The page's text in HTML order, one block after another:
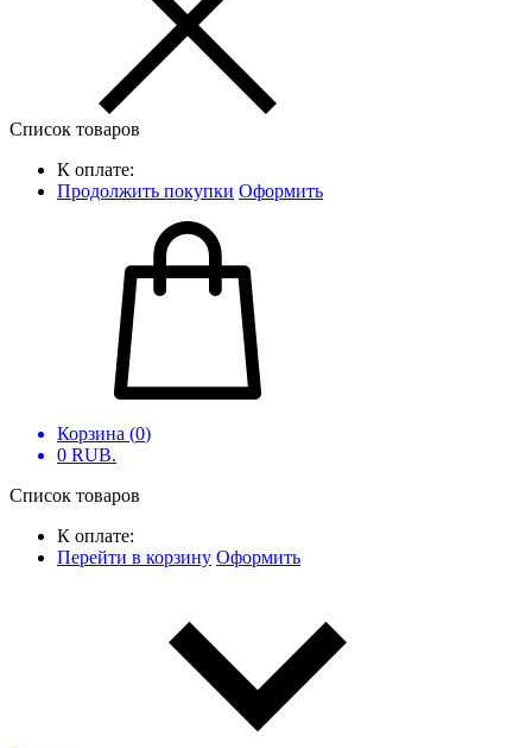
Список товаров
К оплате:
Продолжить покупки Оформить
Корзина (0)
0 RUB.
Список товаров
К оплате:
Перейти в корзину Оформить